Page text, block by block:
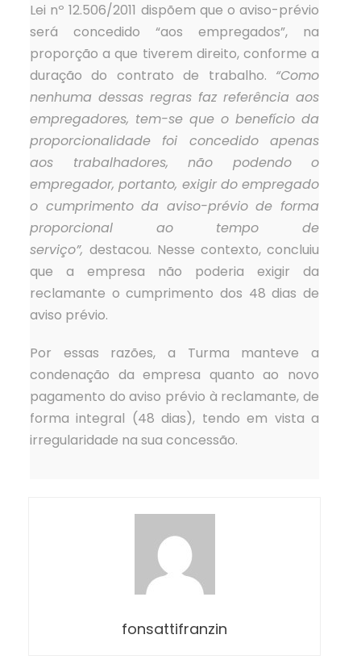
Lei nº 12.506/2011 dispõem que o aviso-prévio
será concedido “aos empregados”, na
proporção a que tiverem direito, conforme a
duração do contrato de trabalho. “Como
nenhuma dessas regras faz referência aos
empregadores, tem-se que o benefício da
proporcionalidade foi concedido apenas
aos trabalhadores, não podendo o
empregador, portanto, exigir do empregado
o cumprimento da aviso-prévio de forma
proporcional ao tempo de
serviço”, destacou. Nesse contexto, concluiu
que a empresa não poderia exigir da
reclamante o cumprimento dos 48 dias de
aviso prévio.
Por essas razões, a Turma manteve a
condenação da empresa quanto ao novo
pagamento do aviso prévio à reclamante, de
forma integral (48 dias), tendo em vista a
irregularidade na sua concessão.
fonsattifranzin